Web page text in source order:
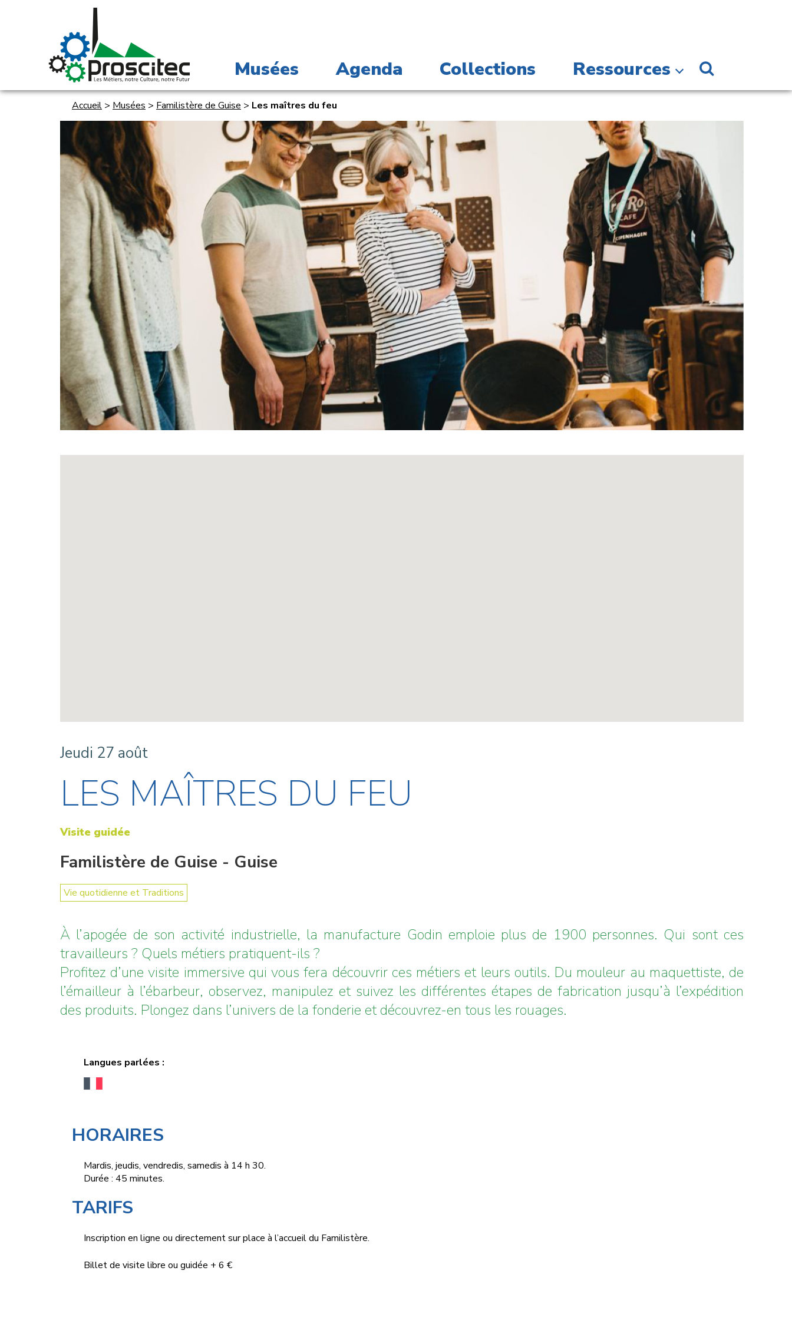
Musées Agenda Collections Ressources
Accueil > Musées > Familistère de Guise > Les maîtres du feu
Jeudi 27 août
LES MAÎTRES DU FEU
Visite guidée
Familistère de Guise - Guise
Vie quotidienne et Traditions
À l’apogée de son activité industrielle, la manufacture Godin emploie plus de 1900 personnes. Qui sont ces
travailleurs ? Quels métiers pratiquent-ils ?
Profitez d’une visite immersive qui vous fera découvrir ces métiers et leurs outils. Du mouleur au maquettiste, de
l’émailleur à l’ébarbeur, observez, manipulez et suivez les différentes étapes de fabrication jusqu’à l’expédition
des produits. Plongez dans l’univers de la fonderie et découvrez-en tous les rouages.
Langues parlées :
HORAIRES
Mardis, jeudis, vendredis, samedis à 14 h 30.
Durée : 45 minutes.
TARIFS
Inscription en ligne ou directement sur place à l’accueil du Familistère.
Billet de visite libre ou guidée + 6 €